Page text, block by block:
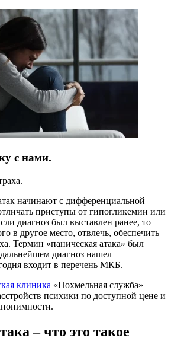
с нами.
начинают с дифференциальной
приступы от гипогликемии или
диагноз был выставлен ранее, то
в другое место, отвлечь, обеспечить
Термин «паническая атака» был
диагноз нашел
входит в перечень МКБ.
клиника «Похмельная служба»
психики по доступной цене и
– что это такое